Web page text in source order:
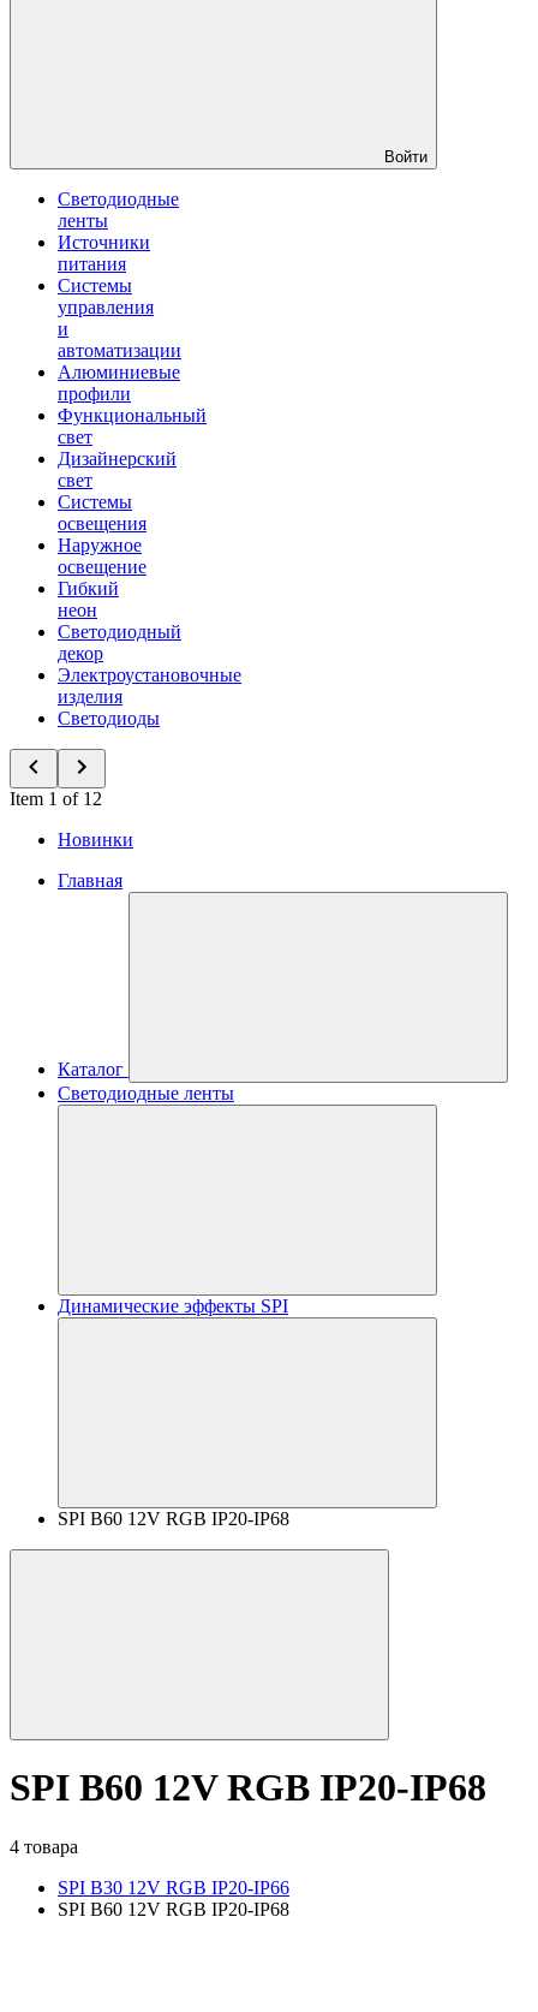
Войти
Светодиодные
ленты
Источники
питания
Системы
управления
и
автоматизации
Алюминиевые
профили
Функциональный
свет
Дизайнерский
свет
Системы
освещения
Наружное
освещение
Гибкий
неон
Светодиодный
декор
Электроустановочные
изделия
Светодиоды
Item 1 of 12
Новинки
Главная
Каталог
Светодиодные ленты
Динамические эффекты SPI
SPI B60 12V RGB IP20-IP68
SPI B60 12V RGB IP20-IP68
4 товара
SPI B30 12V RGB IP20-IP66
SPI B60 12V RGB IP20-IP68